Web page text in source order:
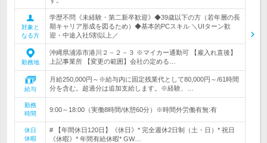
対象と
なる方
学歴不問《未経験・第二新卒歓迎》◆39歳以下の方（若年層の長
期キャリア形成を図るため）◆基本的PCスキル ＼UIターン歓
迎・中途入社5割以上／
勤務地
沖縄県浦添市港川２－２－３ ※マイカー通勤可 【雇入れ直後】
上記事業所 【変更の範囲】会社の定める…
給与
月給250,000円～※給与内に固定残業代として80,000円～/61時間
分を含む。超過分は追加支給します。※経験、…
勤務
時間
9:00～18:00（実働8時間/休憩60分）※時間外労働有無:有
休日
休暇
# 【年間休日120日】《休日》* 完全週休2日制（土・日）* 祝日
《休暇》* 年間有給休暇* GW…